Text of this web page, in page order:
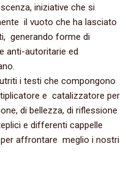
iniziative che si
il vuoto che ha lasciato
generando forme di
anti-autoritarie ed
i testi che compongono
e catalizzatore per
di bellezza, di riflessione
e differenti cappelle
affrontare meglio i nostri